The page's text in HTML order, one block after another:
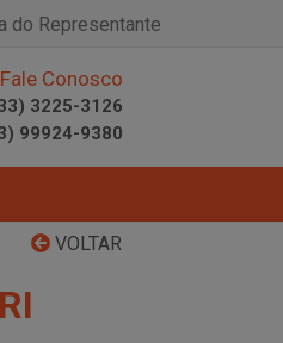
do Representante
Fale Conosco
3225-3126
99924-9380
VOLTAR